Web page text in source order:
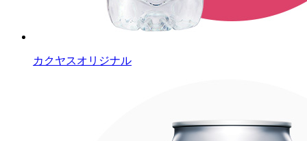
カクヤスオリジナル